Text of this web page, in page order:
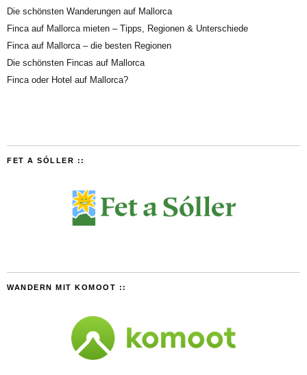
Die schönsten Wanderungen auf Mallorca
Finca auf Mallorca mieten – Tipps, Regionen & Unterschiede
Finca auf Mallorca – die besten Regionen
Die schönsten Fincas auf Mallorca
Finca oder Hotel auf Mallorca?
FET A SÓLLER ::
WANDERN MIT KOMOOT ::